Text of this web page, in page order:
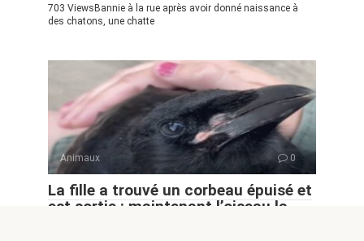
703 ViewsBannie à la rue après avoir donné naissance à
des chatons, une chatte
Animaux 0
La fille a trouvé un corbeau épuisé et
est sortie : maintenant l’oiseau la